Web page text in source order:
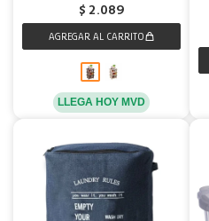
$ 2.089
LLEGA HOY MVD